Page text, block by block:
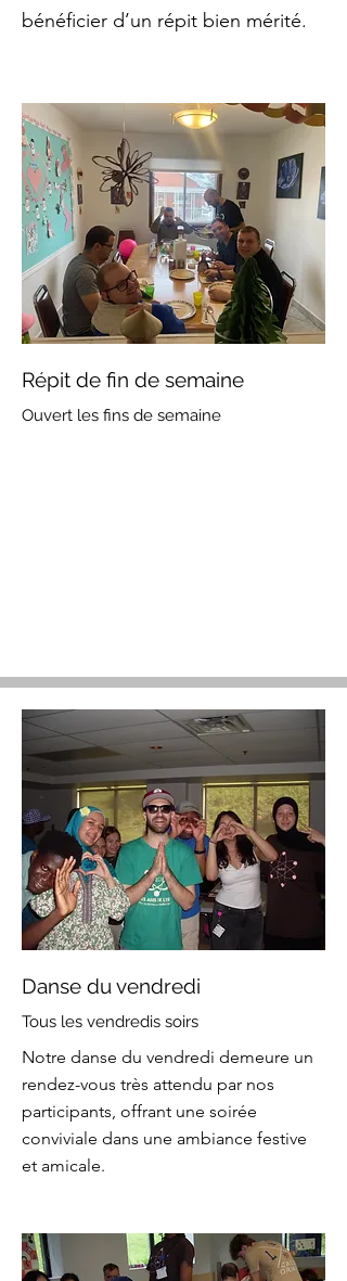
bénéficier d’un répit bien mérité.
Répit de fin de semaine
Ouvert les fins de semaine
Danse du vendredi
Tous les vendredis soirs
Notre danse du vendredi demeure un
rendez-vous très attendu par nos
participants, offrant une soirée
conviviale dans une ambiance festive
et amicale.